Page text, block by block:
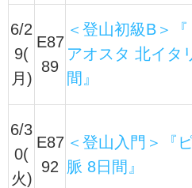
6/2
9(
月)
E87
89
＜登山初級B＞
アオスタ 北イタ
間』
6/3
0(
火)
E87
92
＜登山入門＞『
脈 8日間』